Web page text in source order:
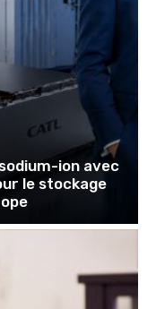
ion avec
le stockage